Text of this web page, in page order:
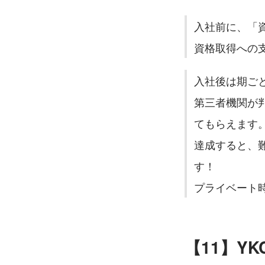
入社前に、「
資格取得への
入社後は期ご
第三者機関が
てもらえます
達成すると、
す！
プライベート
【11】